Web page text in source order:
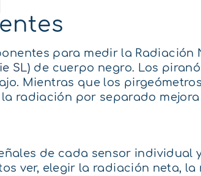
para medir la Radiación
SL) de cuerpo negro. Los
Mientras que los
radiación por separado
de cada sensor individual
ver, elegir la radiación neta,